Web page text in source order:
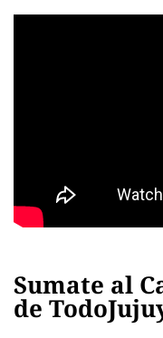
Sumate al
de